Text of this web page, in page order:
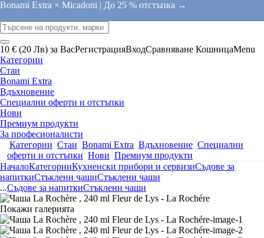
Bonami Extra × Micadoni | До 25 % отстъпка →
10 € (20 Лв) за ВасРегистрацияВходСравняване КошницаMenu
Категории
Стаи
Bonami Extra
Вдъхновение
Специални оферти и отстъпки
Нови
Премиум продукти
За професионалисти
Категории Стаи Bonami Extra Вдъхновение Специални
оферти и отстъпки Нови Премиум продукти
НачалоКатегорииКухненски прибори и сервизиСъдове за
напиткиСтъклени чашиСтъклени чаши
...Съдове за напиткиСтъклени чаши
Покажи галерията